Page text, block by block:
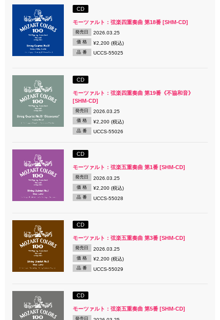
CD
モーツァルト：弦楽四重奏曲 第18番 [SHM-CD]
発売日 2026.03.25
価 格 ¥2,200 (税込)
品 番 UCCS-55025
CD
モーツァルト：弦楽四重奏曲 第19番《不協和音》
[SHM-CD]
発売日 2026.03.25
価 格 ¥2,200 (税込)
品 番 UCCS-55026
CD
モーツァルト：弦楽五重奏曲 第1番 [SHM-CD]
発売日 2026.03.25
価 格 ¥2,200 (税込)
品 番 UCCS-55028
CD
モーツァルト：弦楽五重奏曲 第3番 [SHM-CD]
発売日 2026.03.25
価 格 ¥2,200 (税込)
品 番 UCCS-55029
CD
モーツァルト：弦楽五重奏曲 第5番 [SHM-CD]
発売日